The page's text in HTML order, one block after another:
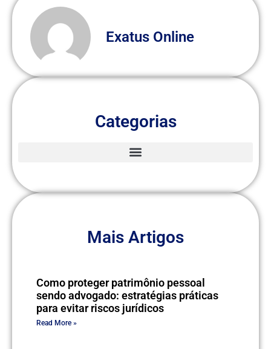
Exatus Online
Categorias
Mais Artigos
Como proteger patrimônio pessoal
sendo advogado: estratégias práticas
para evitar riscos jurídicos
Read More »